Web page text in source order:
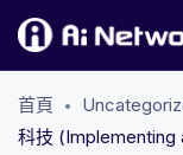
首頁
科技 (Implementing